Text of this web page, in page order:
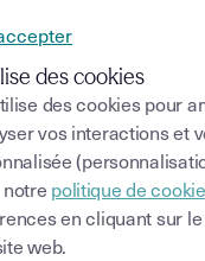
des cookies
des cookies pour
vos interactions et
politique de
en cliquant sur le
web.